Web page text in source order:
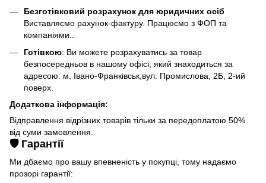
Безготівковий розрахунок для юридичних осіб
Виставляємо рахунок-фактуру. Працюємо з ФОП та
компаніями..
Готівкою: Ви можете розрахуватись за товар
безпосередньов в нашому офісі, який знаходиться за
адресою: м. Івано-Франківськ,вул. Промислова, 2Б, 2-ий
поверх.
Додаткова інформація:
Відправлення відрізних товарів тільки за передоплатою 50%
від суми замовлення.
🛡️ Гарантії
Ми дбаємо про вашу впевненість у покупці, тому надаємо
прозорі гарантії: